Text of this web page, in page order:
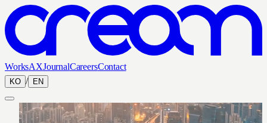
WorksAXJournalCareersContact
KO / EN